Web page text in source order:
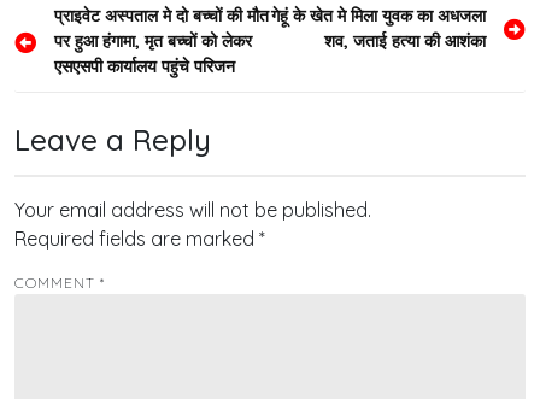
Post
navigation
प्राइवेट अस्पताल मे दो बच्चों की मौत
पर हुआ हंगामा, मृत बच्चों को लेकर
एसएसपी कार्यालय पहुंचे परिजन
गेहूं के खेत मे मिला युवक का अधजला
शव, जताई हत्या की आशंका
Leave a Reply
Your email address will not be published.
Required fields are marked *
COMMENT *